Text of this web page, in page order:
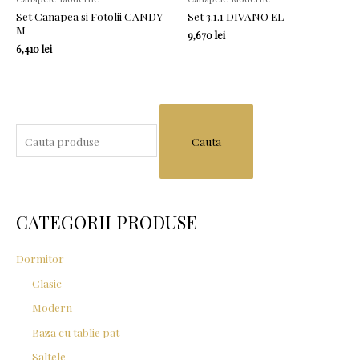
Set Canapea si Fotolii CANDY
M
6,410lei
Set 3.1.1 DIVANO EL
9,670lei
a
h
o
CATEGORII PRODUSE
Dormitor
Clasic
Modern
Baza cu tablie pat
Saltele